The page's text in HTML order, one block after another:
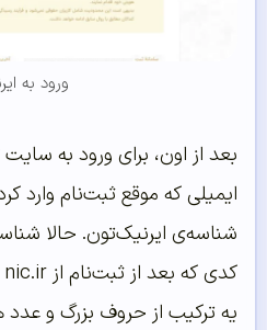
ورود به
ایمیلی که موقع ثبت‌نام وارد
شناسه‌ی ایرنیک‌تون. حالا